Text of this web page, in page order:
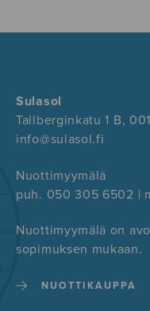
Sulasol
Tallberginkatu 1 B,
info@sulasol.fi
Nuottimyymälä
puh. 050 305 6502 |
Nuottimyymälä on
sopimuksen mukaan.
NUOTTIKAUPPA